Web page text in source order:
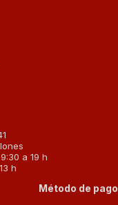
a 19 h
h
Método de pago